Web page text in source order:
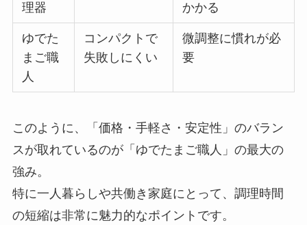
理器
かかる
ゆでた
まご職
人
コンパクトで
失敗しにくい
微調整に慣れが必
要
このように、「価格・手軽さ・安定性」のバラン
スが取れているのが「ゆでたまご職人」の最大の
強み。
特に一人暮らしや共働き家庭にとって、調理時間
の短縮は非常に魅力的なポイントです。